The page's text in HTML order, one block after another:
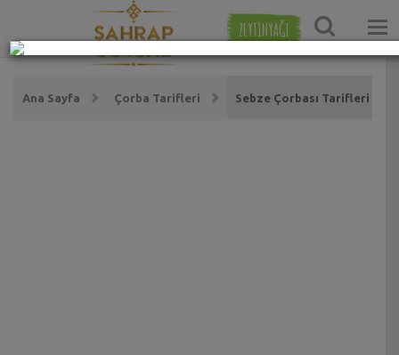
ZEYTİNYAĞI
Ana Sayfa Çorba Tarifleri Sebze Çorbası Tarifleri